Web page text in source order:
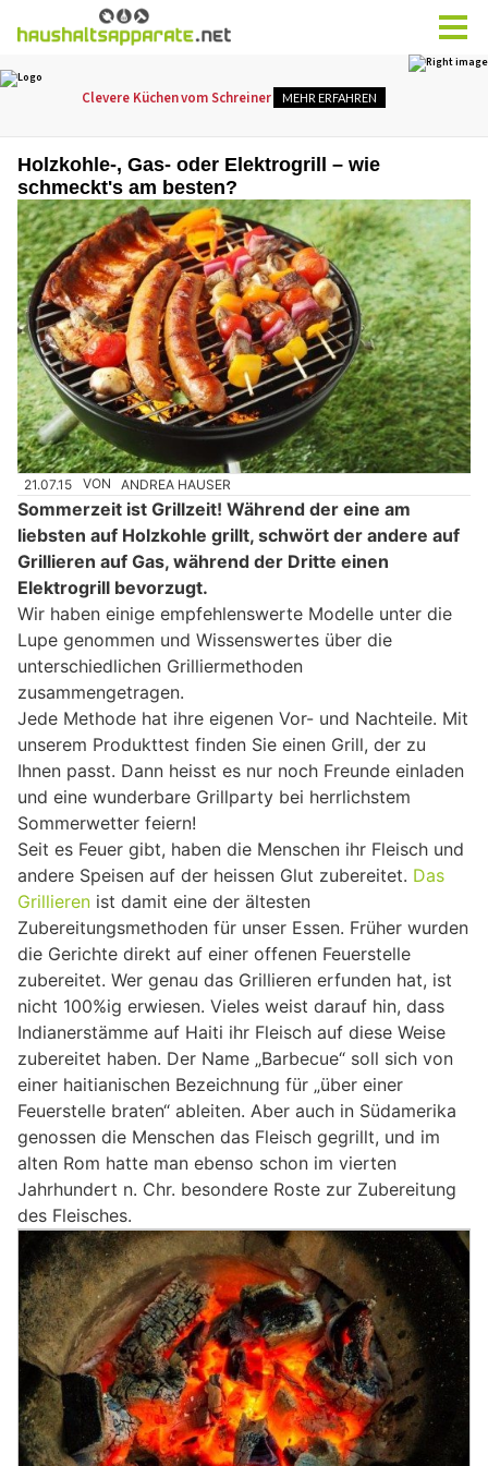
Holzkohle-, Gas- oder Elektrogrill – wie
schmeckt's am besten?
21.07.15 VON ANDREA HAUSER
Sommerzeit ist Grillzeit! Während der eine am
liebsten auf Holzkohle grillt, schwört der andere auf
Grillieren auf Gas, während der Dritte einen
Elektrogrill bevorzugt.
Wir haben einige empfehlenswerte Modelle unter die
Lupe genommen und Wissenswertes über die
unterschiedlichen Grilliermethoden
zusammengetragen.
Jede Methode hat ihre eigenen Vor- und Nachteile. Mit
unserem Produkttest finden Sie einen Grill, der zu
Ihnen passt. Dann heisst es nur noch Freunde einladen
und eine wunderbare Grillparty bei herrlichstem
Sommerwetter feiern!
Seit es Feuer gibt, haben die Menschen ihr Fleisch und
andere Speisen auf der heissen Glut zubereitet. Das
Grillieren ist damit eine der ältesten
Zubereitungsmethoden für unser Essen. Früher wurden
die Gerichte direkt auf einer offenen Feuerstelle
zubereitet. Wer genau das Grillieren erfunden hat, ist
nicht 100%ig erwiesen. Vieles weist darauf hin, dass
Indianerstämme auf Haiti ihr Fleisch auf diese Weise
zubereitet haben. Der Name „Barbecue“ soll sich von
einer haitianischen Bezeichnung für „über einer
Feuerstelle braten“ ableiten. Aber auch in Südamerika
genossen die Menschen das Fleisch gegrillt, und im
alten Rom hatte man ebenso schon im vierten
Jahrhundert n. Chr. besondere Roste zur Zubereitung
des Fleisches.